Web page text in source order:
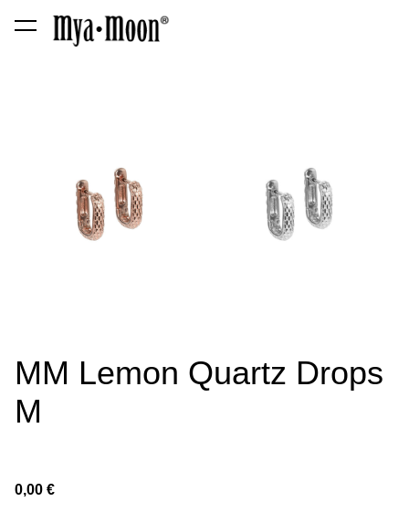
lisati ostukorvi.
MM Lemon Quartz Drops
M
0,00 €